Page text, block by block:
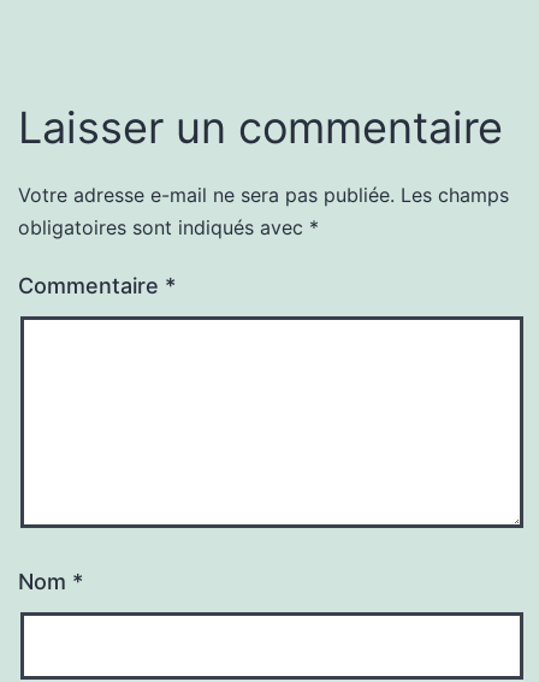
Laisser un commentaire
Votre adresse e-mail ne sera pas publiée. Les champs
obligatoires sont indiqués avec *
Commentaire *
Nom *